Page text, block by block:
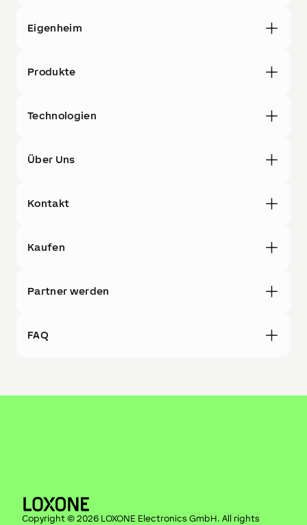
Eigenheim
Produkte
Technologien
Über Uns
Kontakt
Kaufen
Partner werden
FAQ
Copyright © 2026 LOXONE Electronics GmbH. All rights